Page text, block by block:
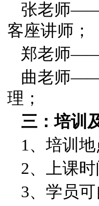
张老师——
客座讲师；
郑老师——
曲老师——
理；
三：培训
1、培训
2、上课
3、学员